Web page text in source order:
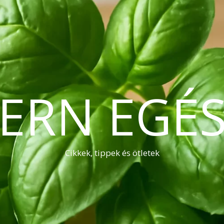
Cikkek, tippek és ötletek